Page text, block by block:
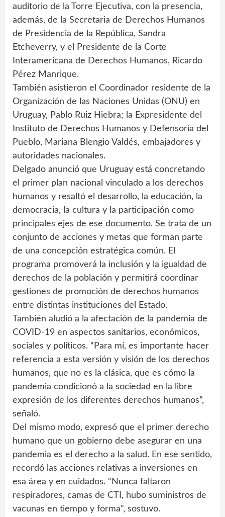
auditorio de la Torre Ejecutiva, con la presencia,
además, de la Secretaria de Derechos Humanos
de Presidencia de la República, Sandra
Etcheverry, y el Presidente de la Corte
Interamericana de Derechos Humanos, Ricardo
Pérez Manrique.
También asistieron el Coordinador residente de la
Organización de las Naciones Unidas (ONU) en
Uruguay, Pablo Ruiz Hiebra; la Expresidente del
Instituto de Derechos Humanos y Defensoría del
Pueblo, Mariana Blengio Valdés, embajadores y
autoridades nacionales.
Delgado anunció que Uruguay está concretando
el primer plan nacional vinculado a los derechos
humanos y resaltó el desarrollo, la educación, la
democracia, la cultura y la participación como
principales ejes de ese documento. Se trata de un
conjunto de acciones y metas que forman parte
de una concepción estratégica común. El
programa promoverá la inclusión y la igualdad de
derechos de la población y permitirá coordinar
gestiones de promoción de derechos humanos
entre distintas instituciones del Estado.
También aludió a la afectación de la pandemia de
COVID-19 en aspectos sanitarios, económicos,
sociales y políticos. “Para mí, es importante hacer
referencia a esta versión y visión de los derechos
humanos, que no es la clásica, que es cómo la
pandemia condicionó a la sociedad en la libre
expresión de los diferentes derechos humanos”,
señaló.
Del mismo modo, expresó que el primer derecho
humano que un gobierno debe asegurar en una
pandemia es el derecho a la salud. En ese sentido,
recordó las acciones relativas a inversiones en
esa área y en cuidados. “Nunca faltaron
respiradores, camas de CTI, hubo suministros de
vacunas en tiempo y forma”, sostuvo.